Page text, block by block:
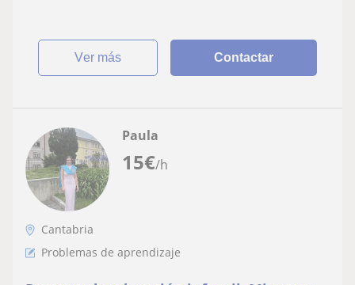
ver más Contactar
15€/h
Paula
Cantabria
Problemas de aprendizaje